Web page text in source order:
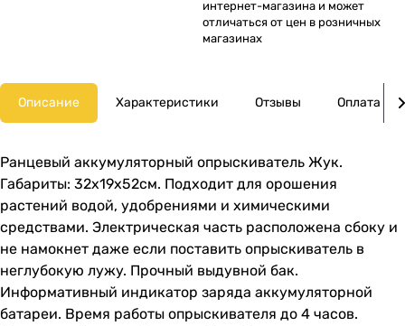
интернет-магазина и может
отличаться от цен в розничных
магазинах
Описание Характеристики Отзывы Оплата
Ранцевый аккумуляторный опрыскиватель Жук.
Габариты: 32x19x52см. Подходит для орошения
растений водой, удобрениями и химическими
средствами. Электрическая часть расположена сбоку и
не намокнет даже если поставить опрыскиватель в
неглубокую лужу. Прочный выдувной бак.
Информативный индикатор заряда аккумуляторной
батареи. Время работы опрыскивателя до 4 часов.